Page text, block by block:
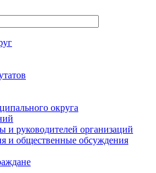
округа
и руководителей организаций
и общественные обсуждения